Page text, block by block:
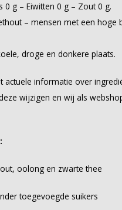
g – Eiwitten 0 g – Zout 0 g.
– mensen met een hoge
droge en donkere plaats.
informatie over
wijzigen en wij als
oolong en zwarte thee
toegevoegde suikers